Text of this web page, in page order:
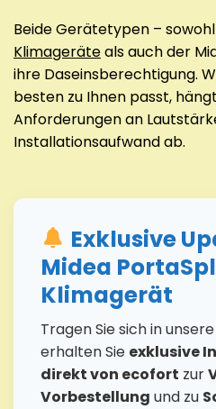
Beide Gerätetypen –
Klimageräteals auch der
ihre Daseinsberechtigung.
besten zu Ihnen passt,
Anforderungen an
Installationsaufwand ab.
Exklusive
Midea
Klimagerät
Tragen Sie sich in
erhalten Sie exklusive
direkt von ecofort zur
Vorbestellung und zu